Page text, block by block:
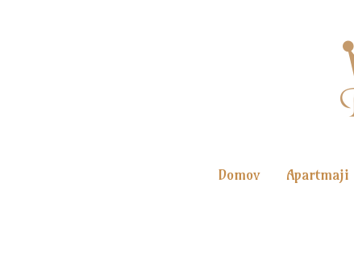
Domov Apartmaji